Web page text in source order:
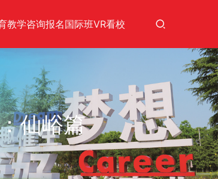
教学咨询报名国际班VR看校
仙峪篇